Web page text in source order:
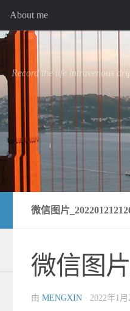
About me
Record the life intravenous
微信图片
微信图
由 MENGXIN · 2022年1月